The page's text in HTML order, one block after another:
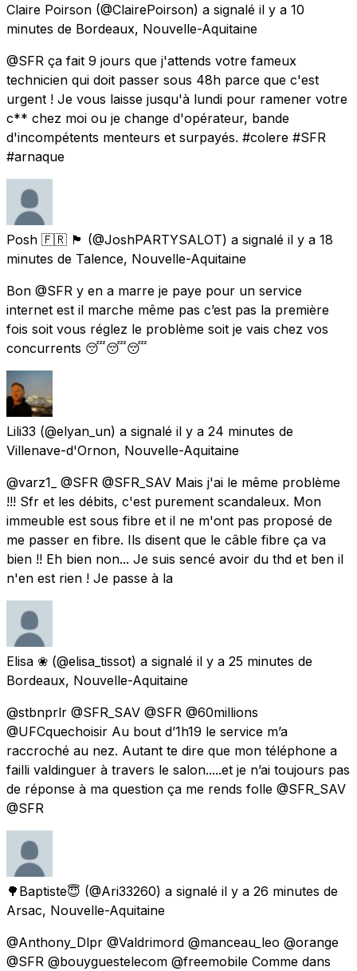
Claire Poirson (@ClairePoirson) a signalé il y a 10
minutes de Bordeaux, Nouvelle-Aquitaine
@SFR ça fait 9 jours que j'attends votre fameux
technicien qui doit passer sous 48h parce que c'est
urgent ! Je vous laisse jusqu'à lundi pour ramener votre
c** chez moi ou je change d'opérateur, bande
d'incompétents menteurs et surpayés. #colere #SFR
#arnaque
Posh 🇫🇷 🏴󠁧󠁢󠁥󠁮󠁧󠁿 (@JoshPARTYSALOT) a signalé il y a 18
minutes de Talence, Nouvelle-Aquitaine
Bon @SFR y en a marre je paye pour un service
internet est il marche même pas c’est pas la première
fois soit vous réglez le problème soit je vais chez vos
concurrents 😴😴😴
Lili33 (@elyan_un) a signalé il y a 24 minutes de
Villenave-d'Ornon, Nouvelle-Aquitaine
@varz1_ @SFR @SFR_SAV Mais j'ai le même problème
!!! Sfr et les débits, c'est purement scandaleux. Mon
immeuble est sous fibre et il ne m'ont pas proposé de
me passer en fibre. Ils disent que le câble fibre ça va
bien !! Eh bien non... Je suis sencé avoir du thd et ben il
n'en est rien ! Je passe à la
Elisa ❀ (@elisa_tissot) a signalé il y a 25 minutes de
Bordeaux, Nouvelle-Aquitaine
@stbnprlr @SFR_SAV @SFR @60millions
@UFCquechoisir Au bout d’1h19 le service m’a
raccroché au nez. Autant te dire que mon téléphone a
failli valdinguer à travers le salon.....et je n’ai toujours pas
de réponse à ma question ça me rends folle @SFR_SAV
@SFR
🌳Baptiste😇 (@Ari33260) a signalé il y a 26 minutes de
Arsac, Nouvelle-Aquitaine
@Anthony_Dlpr @Valdrimord @manceau_leo @orange
@SFR @bouyguestelecom @freemobile Comme dans